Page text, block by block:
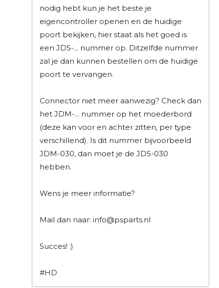
nodig hebt kun je het beste je
eigencontroller openen en de huidige
poort bekijken, hier staat als het goed is
een JDS-... nummer op. Ditzelfde nummer
zal je dan kunnen bestellen om de huidige
poort te vervangen.
Connector niet meer aanwezig? Check dan
het JDM-... nummer op het moederbord
(deze kan voor en achter zitten, per type
verschillend). Is dit nummer bijvoorbeeld
JDM-030, dan moet je de JDS-030
hebben.
Wens je meer informatie?
Mail dan naar: info@psparts.nl
Succes! :)
#HD